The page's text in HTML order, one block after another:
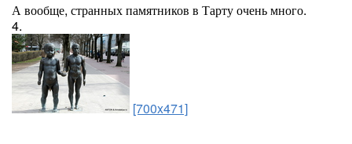
А вообще, странных памятников в Тарту очень много.
4.
[700x471]